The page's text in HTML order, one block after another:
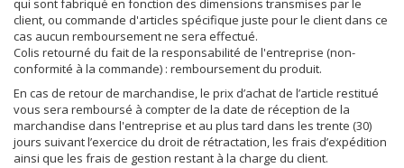
qui sont fabriqué en fonction des dimensions transmises par le
client, ou commande d'articles spécifique juste pour le client dans ce
cas aucun remboursement ne sera effectué.
Colis retourné du fait de la responsabilité de l'entreprise (non-
conformité à la commande) : remboursement du produit.
En cas de retour de marchandise, le prix d’achat de l’article restitué
vous sera remboursé à compter de la date de réception de la
marchandise dans l'entreprise et au plus tard dans les trente (30)
jours suivant l’exercice du droit de rétractation, les frais d’expédition
ainsi que les frais de gestion restant à la charge du client.